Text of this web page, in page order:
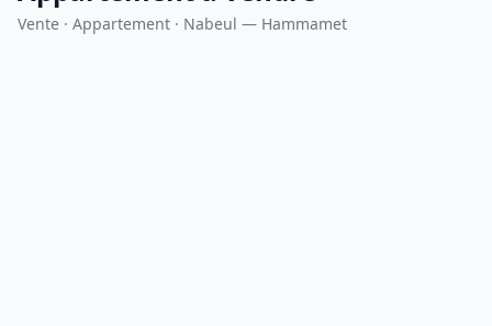
Vente · Appartement · Nabeul — Hammamet